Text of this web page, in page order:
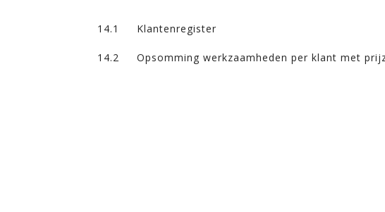
14.1 Klantenregister
14.2 Opsomming werkzaamheden per klant met